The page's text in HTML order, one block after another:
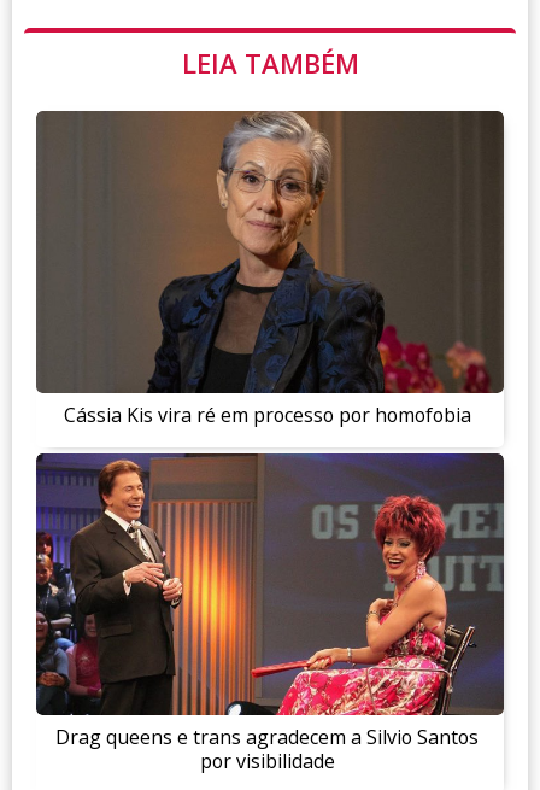
LEIA TAMBÉM
Cássia Kis vira ré em processo por homofobia
Drag queens e trans agradecem a Silvio Santos
por visibilidade